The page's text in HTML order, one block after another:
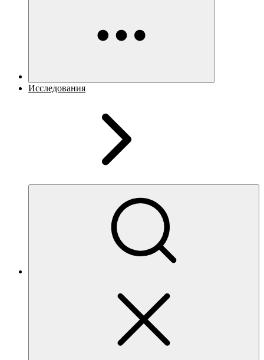
Исследования